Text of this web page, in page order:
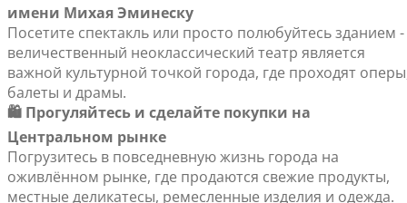
имени Михая Эминеску
Посетите спектакль или просто полюбуйтесь зданием -
величественный неоклассический театр является
важной культурной точкой города, где проходят
балеты и драмы.
🛍️ Прогуляйтесь и сделайте покупки на
Центральном рынке
Погрузитесь в повседневную жизнь города на
оживлённом рынке, где продаются свежие продукты,
местные деликатесы, ремесленные изделия и одежда.